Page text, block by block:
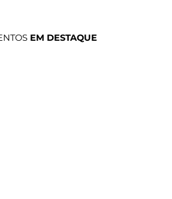
EM DESTAQUE